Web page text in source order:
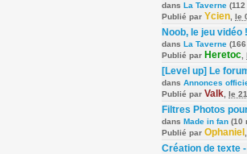
dans La Taverne
Publié par Ycien le
Noob, le jeu vidéo !
dans La Taverne
Publié par Heretoc
[Level up] Le
dans Annonces
Publié par Valk le
Filtres Photos
dans Made in fan (10
Publié par Ophaniel
Création de texte